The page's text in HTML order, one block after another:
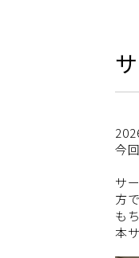
今
サ
方
も
本